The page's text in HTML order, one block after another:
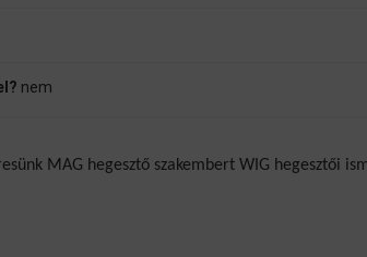
nem
MAG hegesztő szakembert WIG hegesztői